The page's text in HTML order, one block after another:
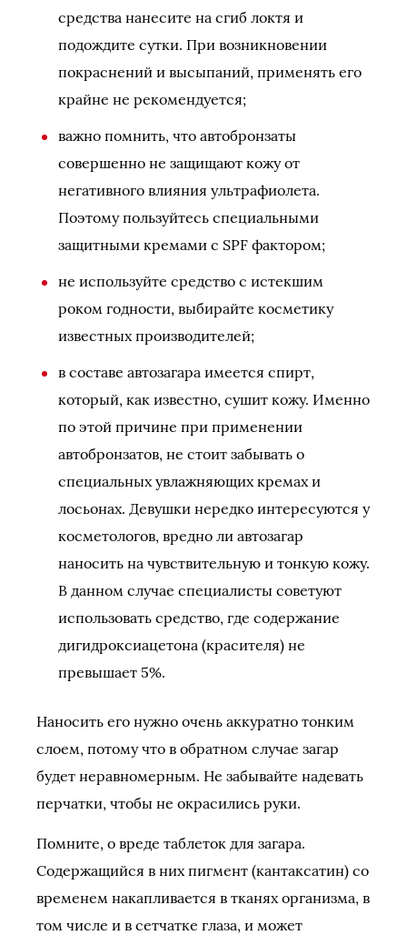
средства нанесите на сгиб локтя и
подождите сутки. При возникновении
покраснений и высыпаний, применять его
крайне не рекомендуется;
важно помнить, что автобронзаты
совершенно не защищают кожу от
негативного влияния ультрафиолета.
Поэтому пользуйтесь специальными
защитными кремами с SPF фактором;
не используйте средство с истекшим
роком годности, выбирайте косметику
известных производителей;
в составе автозагара имеется спирт,
который, как известно, сушит кожу. Именно
по этой причине при применении
автобронзатов, не стоит забывать о
специальных увлажняющих кремах и
лосьонах. Девушки нередко интересуются у
косметологов, вредно ли автозагар
наносить на чувствительную и тонкую кожу.
В данном случае специалисты советуют
использовать средство, где содержание
дигидроксиацетона (красителя) не
превышает 5%.
Наносить его нужно очень аккуратно тонким
слоем, потому что в обратном случае загар
будет неравномерным. Не забывайте надевать
перчатки, чтобы не окрасились руки.
Помните, о вреде таблеток для загара.
Содержащийся в них пигмент (кантаксатин) со
временем накапливается в тканях организма, в
том числе и в сетчатке глаза, и может